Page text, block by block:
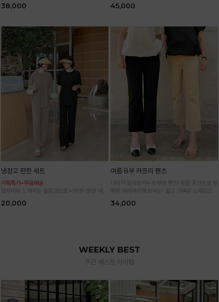
38,000 45,000
냉장고 편한 세트
기획특가+무료배송
입자마자 느껴지는 쿨링감으로 시원한 셋업! 넉넉
20,000
여름 8부 카프리 팬츠
다리가 길어보이는 8부핏 팬츠! 트임 포인트로 발
목은 여리여리해 보이는! 얇고 가벼운 소재감으로
*블랙·주문폭주로 인한 입고지연·순차발송 진행중
34,000
WEEKLY BEST
주간 베스트 아이템